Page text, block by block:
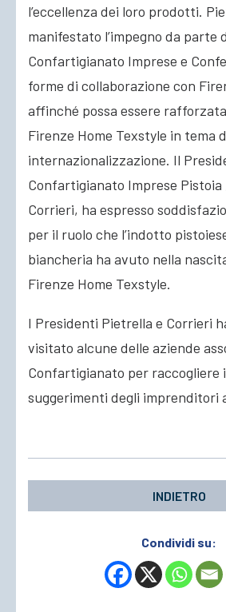
l’eccellenza dei loro prodotti.
manifestato l’impegno da parte
Confartigianato Imprese e
forme di collaborazione con
affinché possa essere rafforzata
Firenze Home Texstyle in tema
internazionalizzazione. Il
Confartigianato Imprese Pistoia
Corrieri, ha espresso
per il ruolo che l’indotto
biancheria ha avuto nella
Firenze Home Texstyle.
I Presidenti Pietrella e Corrieri
visitato alcune delle aziende
Confartigianato per raccogliere
suggerimenti degli imprenditori
INDIETRO
Condividi su: